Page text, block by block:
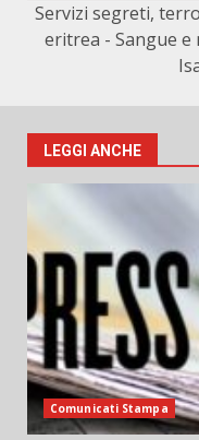
Servizi segreti,
eritrea - Sangue e
LEGGI ANCHE
Comunicati Stampa